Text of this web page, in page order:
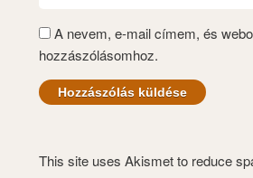
A nevem, e-mail címem, és
hozzászólásomhoz.
This site uses Akismet to reduce